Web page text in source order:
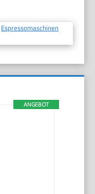
Espressomaschinen
ANGEBOT